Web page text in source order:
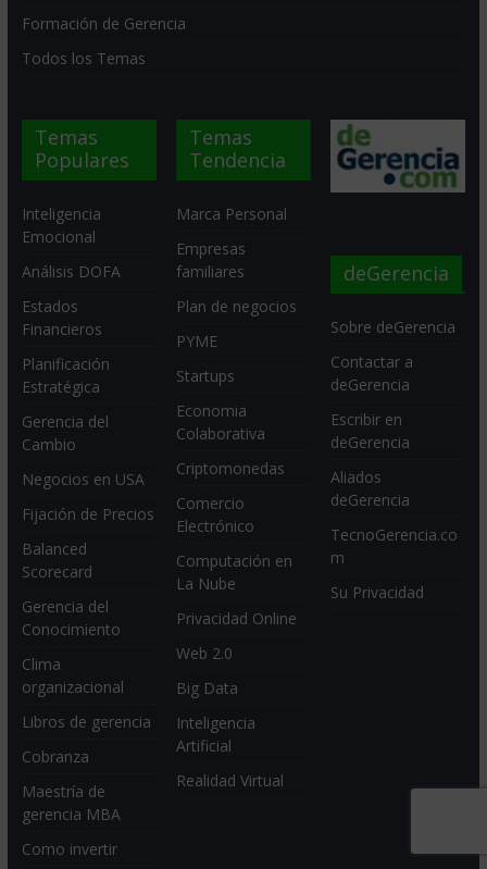
Formación de Gerencia
Todos los Temas
Temas
Populares
Inteligencia
Emocional
Análisis DOFA
Estados
Financieros
Planificación
Estratégica
Gerencia del
Cambio
Negocios en USA
Fijación de Precios
Balanced
Scorecard
Gerencia del
Conocimiento
Clima
organizacional
Libros de gerencia
Cobranza
Maestría de
gerencia MBA
Como invertir
Temas
Tendencia
Marca Personal
Empresas
familiares
Plan de negocios
PYME
Startups
Economia
Colaborativa
Criptomonedas
Comercio
Electrónico
Computación en
La Nube
Privacidad Online
Web 2.0
Big Data
Inteligencia
Artificial
Realidad Virtual
deGerencia
Sobre deGerencia
Contactar a
deGerencia
Escribir en
deGerencia
Aliados
deGerencia
TecnoGerencia.co
m
Su Privacidad